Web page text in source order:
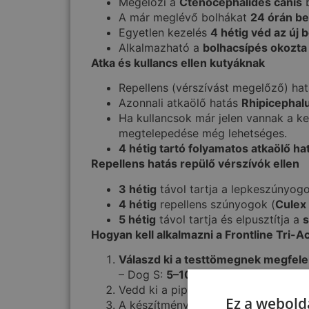
A már meglévő bolhákat 24 órán
Egyetlen kezelés 4 hétig véd az új
Alkalmazható a bolhacsípés
Atka és kullancs ellen kutyáknak
Repellens (vérszívást megelőző)
Azonnali atkaölő hatás
Ha kullancsok már jelen vannak a
megtelepedése még lehetséges.
4 hétig tartó folyamatos atkaölő
Repellens hatás repülő vérszívók ellen
3 hétig távol tartja a
4 hétig repellens szúnyogok (
5 hétig távol tartja és elpusztítja a
Hogyan kell alkalmazni a Frontline Tri-
Válaszd ki a testtömegnek
– Dog S: 5–10 kg-os kutyák
Vedd ki a pipettát a
A készítményt
két olyan pontrakell
Ez a